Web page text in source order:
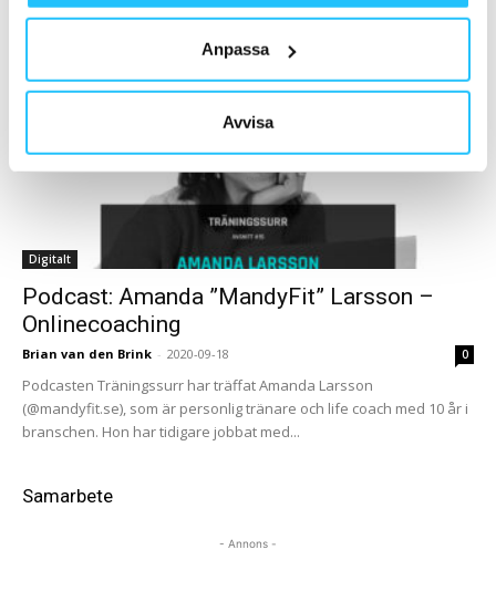
Anpassa
Avvisa
Digitalt
Podcast: Amanda ”MandyFit” Larsson –
Onlinecoaching
Brian van den Brink - 2020-09-18 0
Podcasten Träningssurr har träffat Amanda Larsson
(@mandyfit.se), som är personlig tränare och life coach med 10 år i
branschen. Hon har tidigare jobbat med...
Samarbete
- Annons -